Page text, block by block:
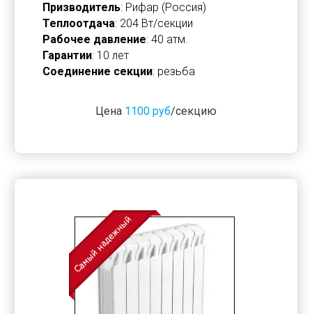
Призводитель: Рифар (Россия)
Теплоотдача: 204 Вт/секции
Рабочее давление: 40 атм.
Гарантии: 10 лет
Соединение секции: резьба
Цена 1100 руб/секцию